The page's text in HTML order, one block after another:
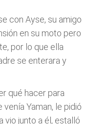
con Ayse, su amigo
en su moto pero
por lo que ella
se enterara y
qué hacer para
Yaman, le pidió
vio junto a él, estalló